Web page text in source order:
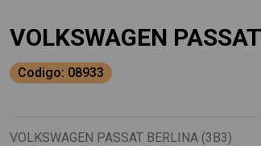
VOLKSWAGEN
Codigo: 08933
VOLKSWAGEN PASSAT BERLINA (3B3)